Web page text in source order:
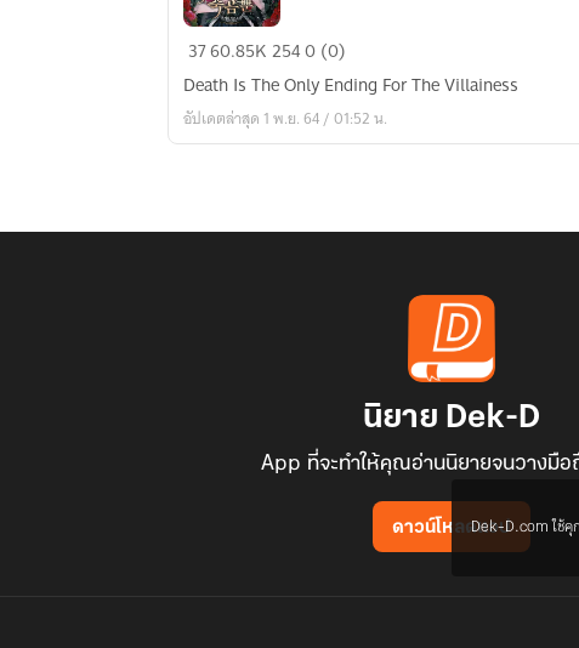
Death
The
Only
3760.85K2540 (0)
Death Is The Only Ending For The Villainess
อัปเดตล่าสุด 1 พ.ย. 64 / 01:52 น.
นิยาย Dek-D
App ที่จะทำให้คุณอ่านนิยายจนวางมือ
ดาวน์โหลดแอปDek-D.com ใช้